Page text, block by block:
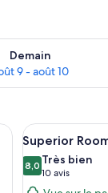
Demain
9 - août 10
pour
lit, d’un bureau,
Afficher
toutes
les
photos
5
Superior
8,08,0 sur 10
Très bien
10 avis
(10 avis)